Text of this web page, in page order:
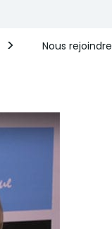
Nous rejoindre